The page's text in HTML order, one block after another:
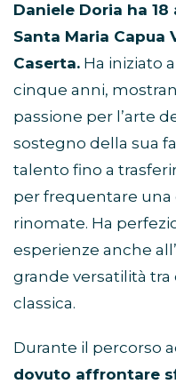
Daniele Doria ha
Santa Maria Capua
Caserta. Ha iniziato
cinque anni,
passione per l’arte
sostegno della sua
talento fino a
per frequentare
rinomate. Ha
esperienze anche
grande versatilità
classica.
Durante il percorso
dovuto affrontare